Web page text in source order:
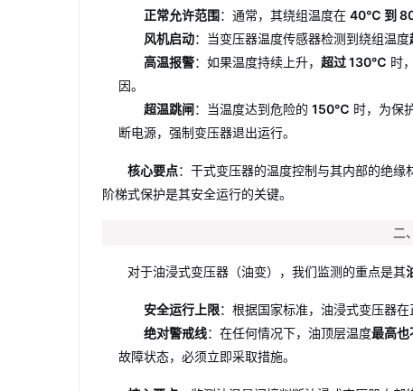
正常允许范围：通常，其绕组温度在 40℃ 到
风机启动：当变压器温度传感器检测到绕组温度
高温报警：如果温度持续上升， 超过 130℃ 时
因。
超温跳闸：当温度达到危险的 150℃ 时，为保
断电源，强制变压器退出运行。
核心要点：干式变压器的温度控制与其内部的绝
阶梯式保护是其安全运行的关键。
二、
对于油浸式变压器（油变），我们监测的重点是其
安全运行上限：根据国家标准，油浸式变压器
绝对警戒线：在任何情况下，油顶层温度最高
故障状态，必须立即采取措施。